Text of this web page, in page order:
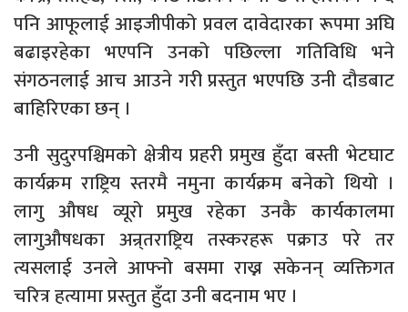
पनि आफूलाई आइजीपीको प्रवल दावेदारका रूपमा अघि
बढाइरहेका भएपनि उनको पछिल्ला गतिविधि भने
संगठनलाई आच आउने गरी प्रस्तुत भएपछि उनी दौडबाट
बाहिरिएका छन् ।
उनी सुदुरपश्चिमको क्षेत्रीय प्रहरी प्रमुख हुँदा बस्ती भेटघाट
कार्यक्रम राष्ट्रिय स्तरमै नमुना कार्यक्रम बनेको थियो ।
लागु औषध व्यूरो प्रमुख रहेका उनकै कार्यकालमा
लागुऔषधका अन्र्तराष्ट्रिय तस्करहरू पक्राउ परे तर
त्यसलाई उनले आफ्नो बसमा राख्न सकेनन् व्यक्तिगत
चरित्र हत्यामा प्रस्तुत हुँदा उनी बदनाम भए ।